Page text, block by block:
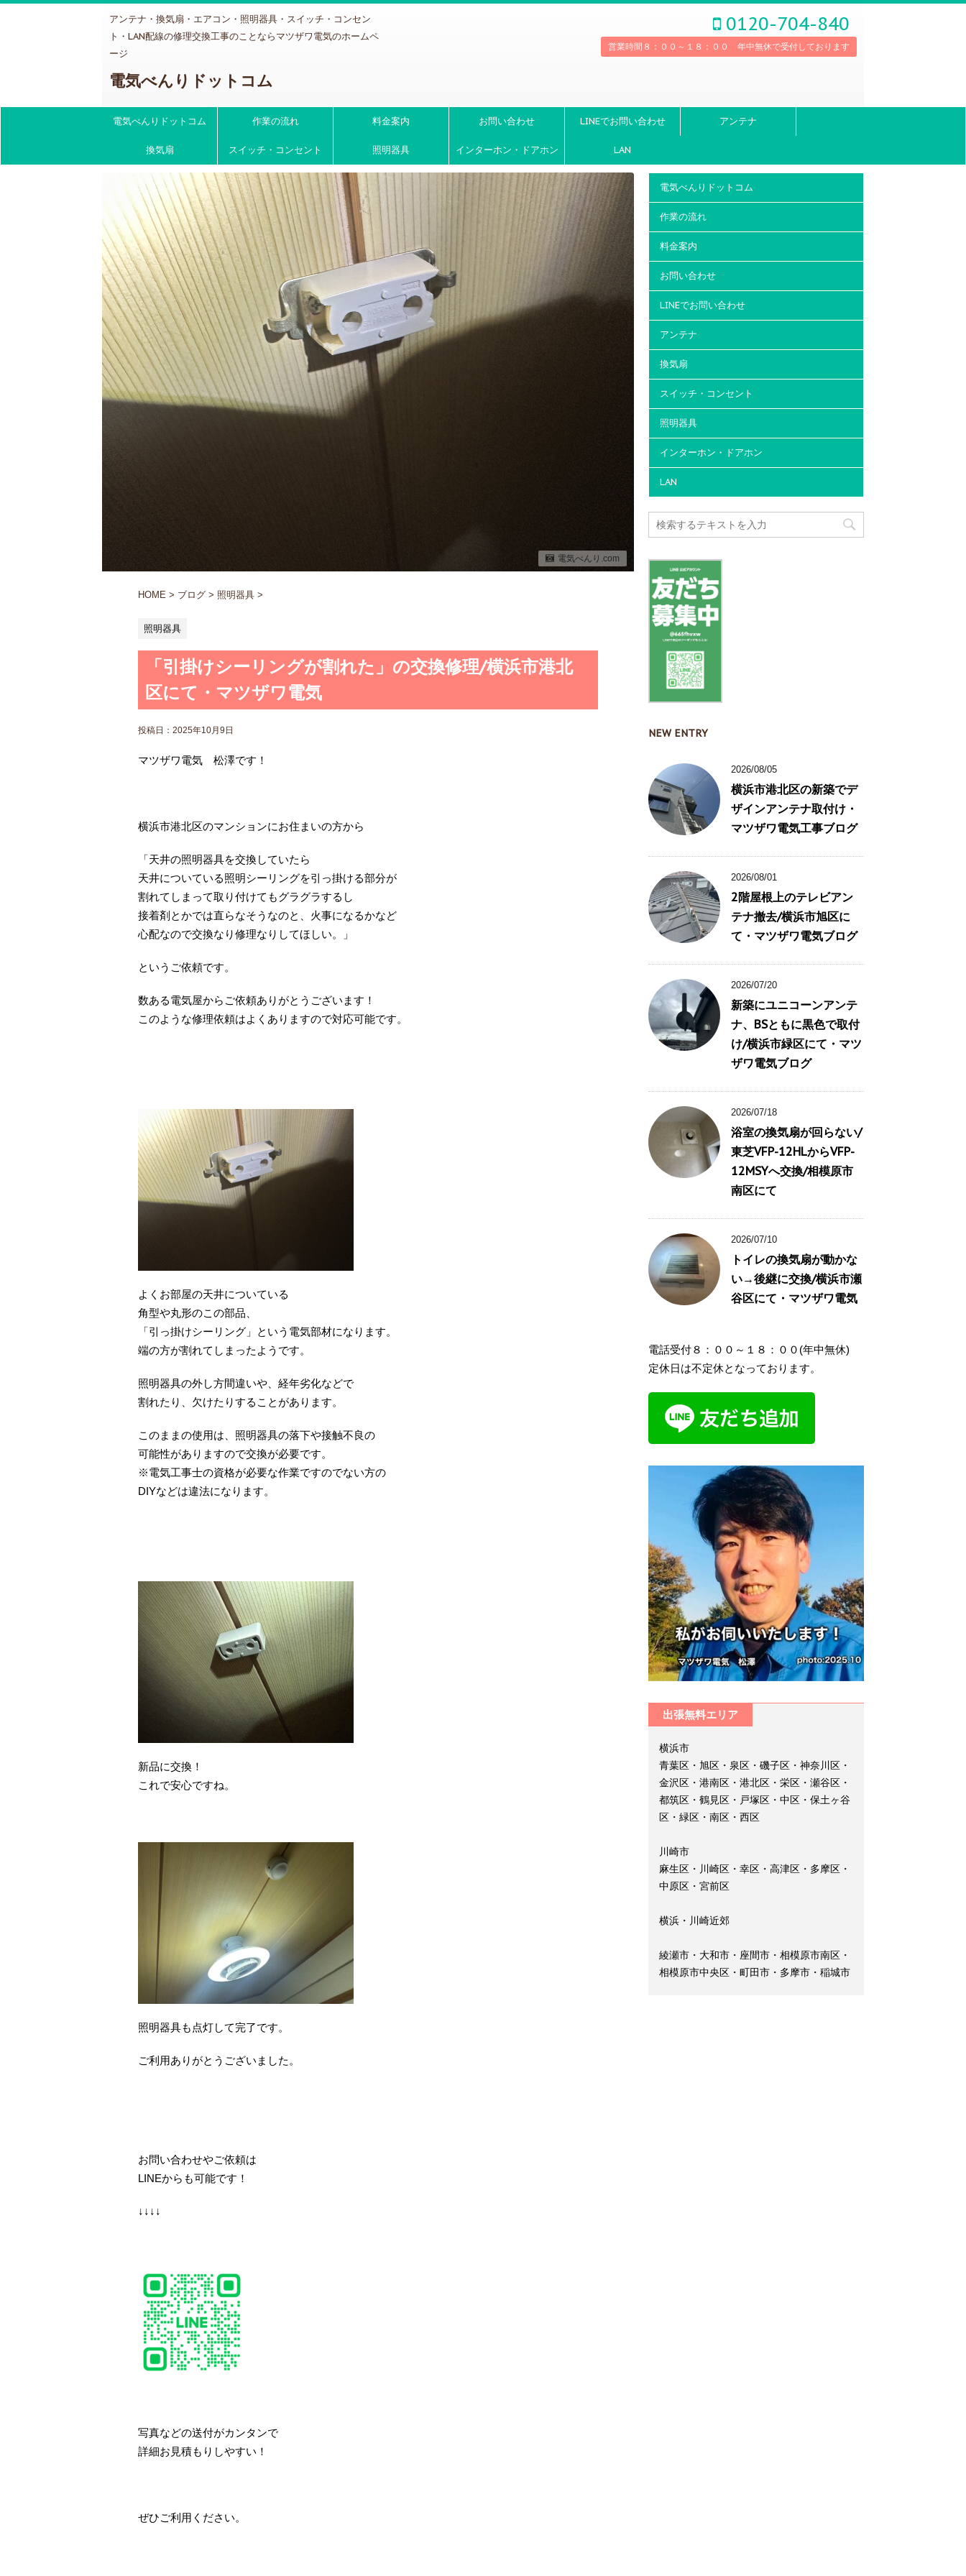
アンテナ・換気扇・エアコン・照明器具・スイッチ・コンセン
ト・LAN配線の修理交換工事のことならマツザワ電気のホームペ
ージ
電気べんりドットコム
0120-704-840
営業時間８：００～１８：００ 年中無休で受付しております
電気べんりドットコム 作業の流れ 料金案内 お問い合わせ LINEでお問い合わせ アンテナ
換気扇 スイッチ・コンセント 照明器具 インターホン・ドアホン LAN
電気べんり.com
HOME > ブログ > 照明器具 >
照明器具
「引掛けシーリングが割れた」の交換修理/横浜市港北
区にて・マツザワ電気
投稿日： 2025年10月9日
マツザワ電気 松澤です！
横浜市港北区のマンションにお住まいの方から
「天井の照明器具を交換していたら
天井についている照明シーリングを引っ掛ける部分が
割れてしまって取り付けてもグラグラするし
接着剤とかでは直らなそうなのと、火事になるかなど
心配なので交換なり修理なりしてほしい。」
というご依頼です。
数ある電気屋からご依頼ありがとうございます！
このような修理依頼はよくありますので対応可能です。
よくお部屋の天井についている
角型や丸形のこの部品、
「引っ掛けシーリング」という電気部材になります。
端の方が割れてしまったようです。
照明器具の外し方間違いや、経年劣化などで
割れたり、欠けたりすることがあります。
このままの使用は、照明器具の落下や接触不良の
可能性がありますので交換が必要です。
※電気工事士の資格が必要な作業ですのでない方の
DIYなどは違法になります。
新品に交換！
これで安心ですね。
照明器具も点灯して完了です。
ご利用ありがとうございました。
お問い合わせやご依頼は
LINEからも可能です！
↓↓↓↓
写真などの送付がカンタンで
詳細お見積もりしやすい！
ぜひご利用ください。
電気べんりドットコム
作業の流れ
料金案内
お問い合わせ
LINEでお問い合わせ
アンテナ
換気扇
スイッチ・コンセント
照明器具
インターホン・ドアホン
LAN
NEW ENTRY
2026/08/05
横浜市港北区の新築でデ
ザインアンテナ取付け・
マツザワ電気工事ブログ
2026/08/01
2階屋根上のテレビアン
テナ撤去/横浜市旭区に
て・マツザワ電気ブログ
2026/07/20
新築にユニコーンアンテ
ナ、BSともに黒色で取付
け/横浜市緑区にて・マツ
ザワ電気ブログ
2026/07/18
浴室の換気扇が回らない/
東芝VFP-12HLからVFP-
12MSYへ交換/相模原市
南区にて
2026/07/10
トイレの換気扇が動かな
い→後継に交換/横浜市瀬
谷区にて・マツザワ電気
電話受付８：００～１８：００(年中無休)
定休日は不定休となっております。
出張無料エリア
横浜市
青葉区・旭区・泉区・磯子区・神奈川区・
金沢区・港南区・港北区・栄区・瀬谷区・
都筑区・鶴見区・戸塚区・中区・保土ヶ谷
区・緑区・南区・西区
川崎市
麻生区・川崎区・幸区・高津区・多摩区・
中原区・宮前区
横浜・川崎近郊
綾瀬市・大和市・座間市・相模原市南区・
相模原市中央区・町田市・多摩市・稲城市